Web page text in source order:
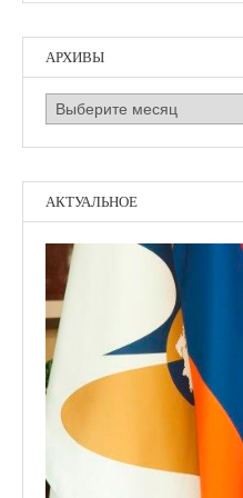
АРХИВЫ
Архивы
АКТУАЛЬНОЕ